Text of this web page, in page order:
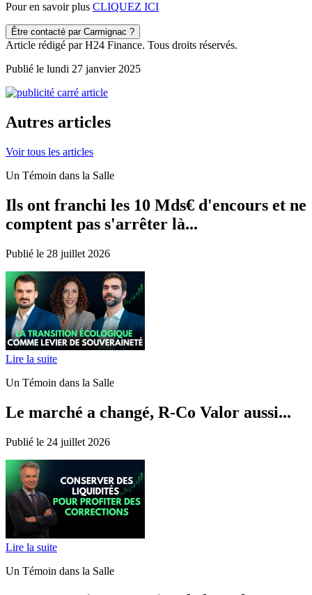
Pour en savoir plus CLIQUEZ ICI
Être contacté par Carmignac ?
Article rédigé par H24 Finance. Tous droits réservés.
Publié le lundi 27 janvier 2025
Autres articles
Voir tous les articles
Un Témoin dans la Salle
Ils ont franchi les 10 Mds€ d'encours et ne
comptent pas s'arrêter là...
Publié le 28 juillet 2026
Lire la suite
Un Témoin dans la Salle
Le marché a changé, R-Co Valor aussi...
Publié le 24 juillet 2026
Lire la suite
Un Témoin dans la Salle